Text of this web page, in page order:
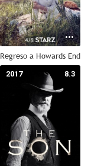
Regreso a Howards End
8.3
2017